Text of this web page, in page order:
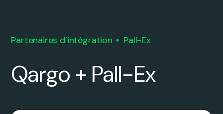
Partenaires d’intégration Pall-Ex
Qargo + Pall-Ex